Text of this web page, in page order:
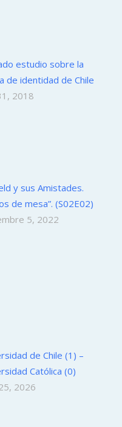
estudio sobre la
de identidad de Chile
2018
y sus Amistades.
de mesa”. (S02E02)
5, 2022
de Chile (1) –
Católica (0)
2026